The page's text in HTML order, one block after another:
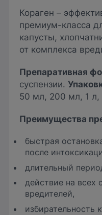
Кораген –
премиум-класса
капусты,
от комплекса
Препаративная
суспензии.
50 мл, 200 мл, 1 л,
Преимущества
быстрая
после
длительный
действие на всех
вредителей,
избирательность